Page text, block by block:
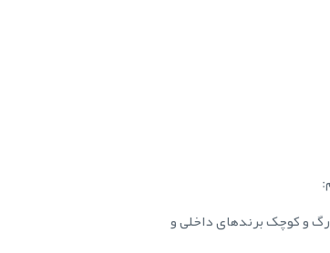
و کوچک برندهای داخلی و